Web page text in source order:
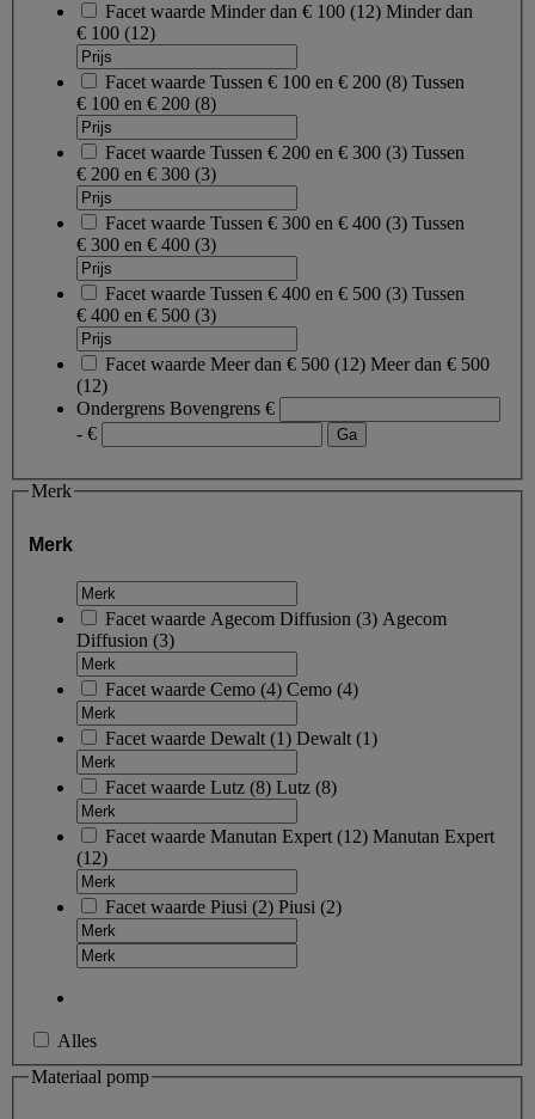
Facet waarde Minder dan € 100 (12) Minder dan
€ 100 (12)
Facet waarde Tussen € 100 en € 200 (8) Tussen
€ 100 en € 200 (8)
Facet waarde Tussen € 200 en € 300 (3) Tussen
€ 200 en € 300 (3)
Facet waarde Tussen € 300 en € 400 (3) Tussen
€ 300 en € 400 (3)
Facet waarde Tussen € 400 en € 500 (3) Tussen
€ 400 en € 500 (3)
Facet waarde Meer dan € 500 (12) Meer dan € 500
(12)
Ondergrens Bovengrens €
- €
Merk
Merk
Facet waarde Agecom Diffusion (3) Agecom
Diffusion (3)
Facet waarde Cemo (4) Cemo (4)
Facet waarde Dewalt (1) Dewalt (1)
Facet waarde Lutz (8) Lutz (8)
Facet waarde Manutan Expert (12) Manutan Expert
(12)
Facet waarde Piusi (2) Piusi (2)
Alles
Materiaal pomp